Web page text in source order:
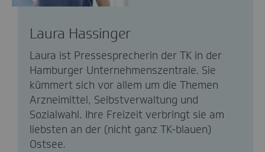
Laura Hassinger
Laura ist Pressesprecherin der TK in der
Hamburger Unternehmenszentrale. Sie
kümmert sich vor allem um die Themen
Arzneimittel, Selbstverwaltung und
Sozialwahl. Ihre Freizeit verbringt sie am
liebsten an der (nicht ganz TK-blauen)
Ostsee.